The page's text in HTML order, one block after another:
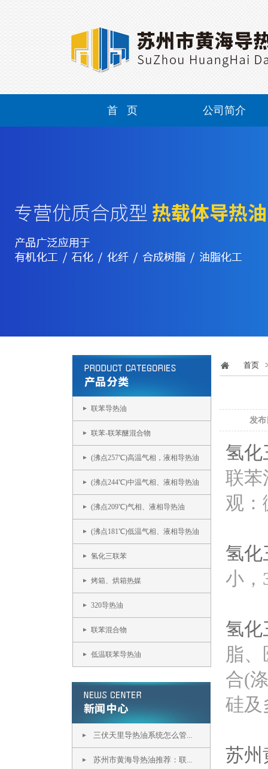
首 页 公司简介
联苯导热油
联苯-联苯醚混合物
(沸点257℃)高温气相，液相导热油
(沸点244℃)中温气相、液相导热油
(沸点209℃)气相、液相导热油
(沸点181℃)低温气相、液相导热油
氢化三联苯
烤箱、烘箱热媒
320导热油
联苯混合物
低温联苯导热油
三伏天里导热油系统怎么管...
苏州市黄海导热油推荐：联...
首页
发
氢化
联苯
观：
氢化
小，
氢化
脂
合(
硅及
苏州